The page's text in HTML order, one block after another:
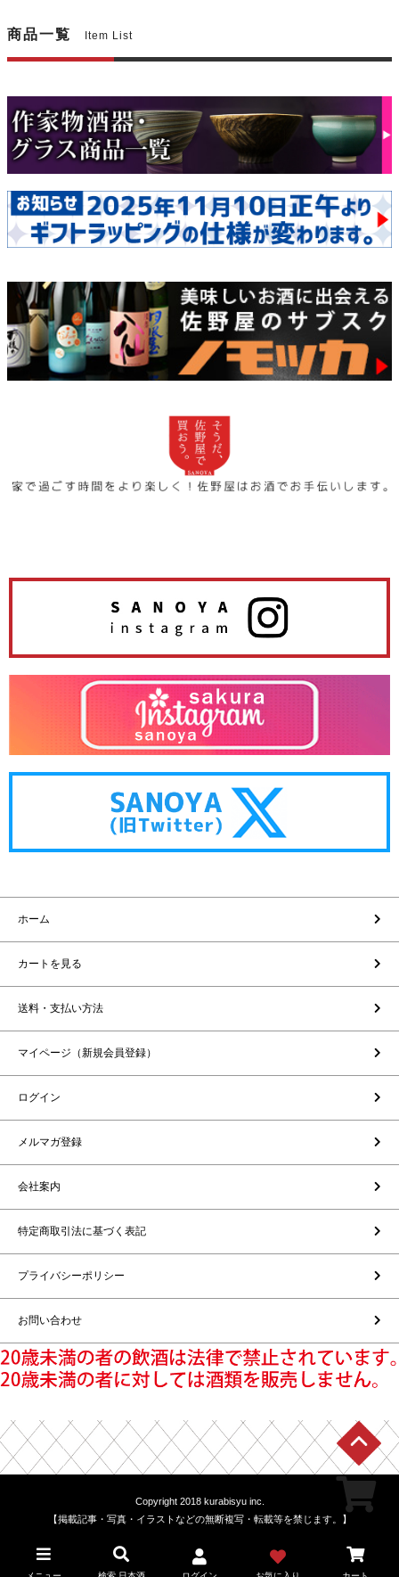
商品一覧 Item List
ホーム
カートを見る
送料・支払い方法
マイページ（新規会員登録）
ログイン
メルマガ登録
会社案内
特定商取引法に基づく表記
プライバシーポリシー
お問い合わせ
Copyright 2018 kurabisyu inc.
【掲載記事・写真・イラストなどの無断複写・転載等を禁じます。】